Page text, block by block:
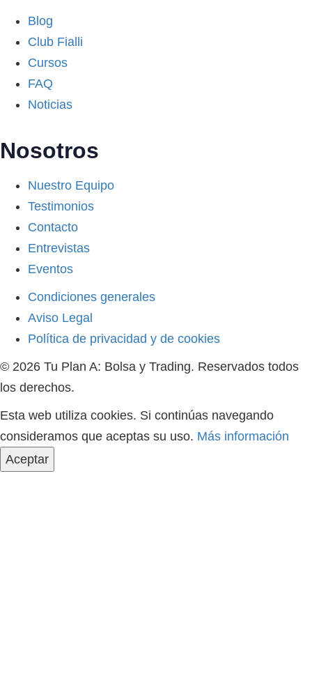
Blog
Club Fialli
Cursos
FAQ
Noticias
Nosotros
Nuestro Equipo
Testimonios
Contacto
Entrevistas
Eventos
Condiciones generales
Aviso Legal
Política de privacidad y de cookies
© 2026 Tu Plan A: Bolsa y Trading. Reservados todos
los derechos.
Esta web utiliza cookies. Si continúas navegando
consideramos que aceptas su uso. Más información
Aceptar